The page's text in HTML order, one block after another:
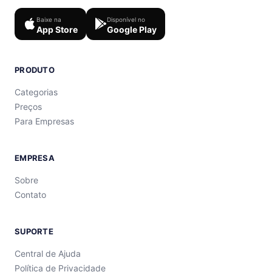
Baixe na
App Store
Disponível no
Google Play
PRODUTO
Categorias
Preços
Para Empresas
EMPRESA
Sobre
Contato
SUPORTE
Central de Ajuda
Política de Privacidade